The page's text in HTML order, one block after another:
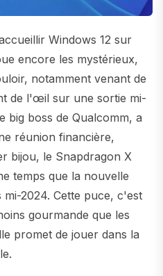
Windows 12 sur
encore les mystérieux,
notamment venant de
de l'œil sur une sortie mi-
big boss de Qualcomm, a
réunion financière,
bijou, le Snapdragon X
temps que la nouvelle
2024. Cette puce, c'est
gourmande que les
promet de jouer dans la